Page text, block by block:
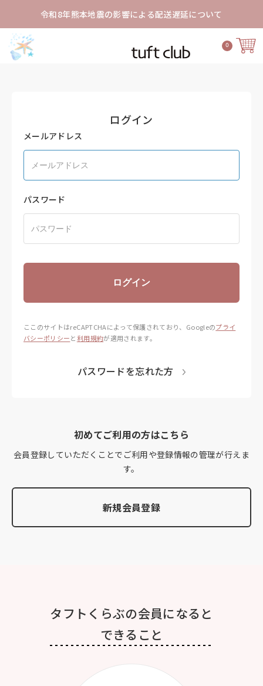
令和8年熊本地震の影響による配送遅延について
0
ログイン
メールアドレス
パスワード
ログイン
ここのサイトはreCAPTCHAによって保護されており、 Googleのプライ
バシーポリシーと利用規約が適用されます。
パスワードを忘れた方
初めてご利用の方はこちら
会員登録していただくことでご利用や登録情報の管理が行えま
す。
新規会員登録
タフトくらぶの会員になると
できること